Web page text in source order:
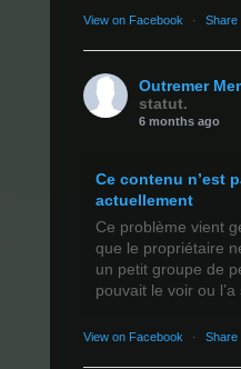
View on Facebook · Share
Outremer
statut.
6 months ago
Ce contenu n’est
actuellement
Ce problème vient
que le propriétaire
un petit groupe de
pouvait le voir ou
View on Facebook · Share